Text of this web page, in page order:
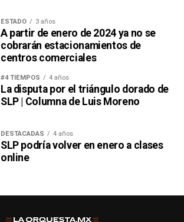
ESTADO 3 años
A partir de enero de 2024 ya no se
cobrarán estacionamientos de
centros comerciales
#4 TIEMPOS 4 años
La disputa por el triángulo dorado de
SLP | Columna de Luis Moreno
DESTACADAS 4 años
SLP podría volver en enero a clases
online